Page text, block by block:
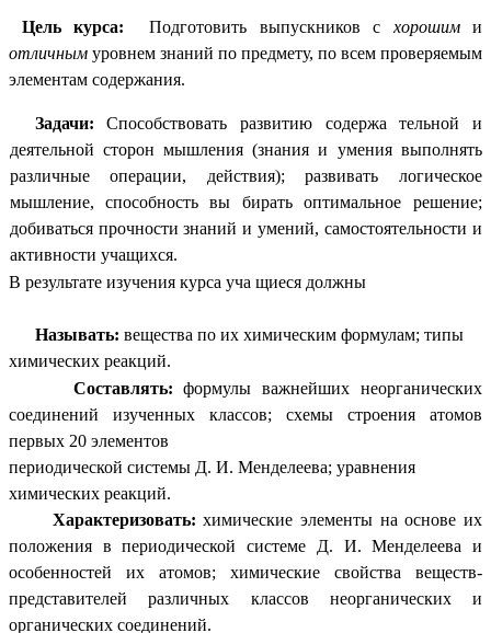
Цель курса: Подготовить выпускников схорошим и
отличным уровнем знаний по предмету, по всем проверяемым
элементам содержания.
Задачи:Способствовать развитию содержа тельной и
деятельной сторон мышления (знания и умения выполнять
различные операции, действия); развивать логическое
мышление, способность вы бирать оптимальное решение;
добиваться прочности знаний и умений, самостоятельности и
активности учащихся.
В результате изучения курса уча щиеся должны
Называть: вещества по их химическим формулам; типы
химических реакций.
Составлять:формулы важнейших неорганических
соединений изученных классов; схемы строения атомов
первых 20 элементов
периодической системы Д. И. Менделеева; уравнения
химических реакций.
Характеризовать: химические элементы на основе их
положения в периодической системе Д. И. Менделеева и
особенностей их атомов; химические свойства веществ-
представителей различных классов неорганических и
органических соединений.